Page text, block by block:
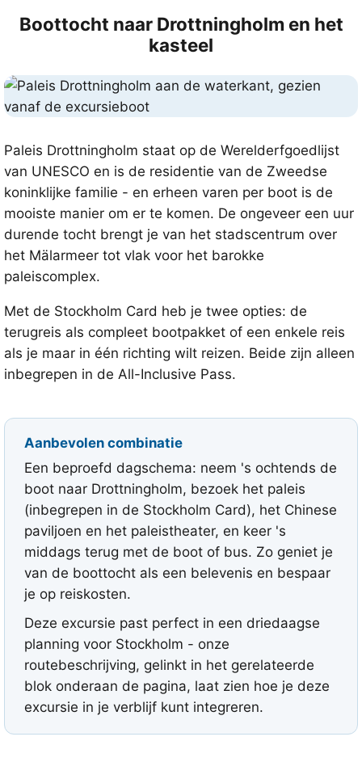
Boottocht naar Drottningholm en het
kasteel
Paleis Drottningholm staat op de Werelderfgoedlijst
van UNESCO en is de residentie van de Zweedse
koninklijke familie - en erheen varen per boot is de
mooiste manier om er te komen. De ongeveer een uur
durende tocht brengt je van het stadscentrum over
het Mälarmeer tot vlak voor het barokke
paleiscomplex.
Met de Stockholm Card heb je twee opties: de
terugreis als compleet bootpakket of een enkele reis
als je maar in één richting wilt reizen. Beide zijn alleen
inbegrepen in de All-Inclusive Pass.
Aanbevolen combinatie
Een beproefd dagschema: neem 's ochtends de
boot naar Drottningholm, bezoek het paleis
(inbegrepen in de Stockholm Card), het Chinese
paviljoen en het paleistheater, en keer 's
middags terug met de boot of bus. Zo geniet je
van de boottocht als een belevenis en bespaar
je op reiskosten.
Deze excursie past perfect in een driedaagse
planning voor Stockholm - onze
routebeschrijving, gelinkt in het gerelateerde
blok onderaan de pagina, laat zien hoe je deze
excursie in je verblijf kunt integreren.